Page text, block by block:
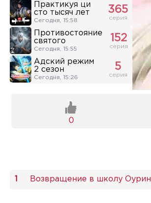
Практикуя ци
сто тысяч лет
Сегодня, 15:58
365
серия
Противостояние
святого
Сегодня, 15:55
152
серия
Адский режим
2 сезон
Сегодня, 15:26
5
серия
0
Возвращение в школу Оурин